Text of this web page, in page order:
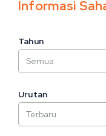
Informasi
Tahun
Urutan